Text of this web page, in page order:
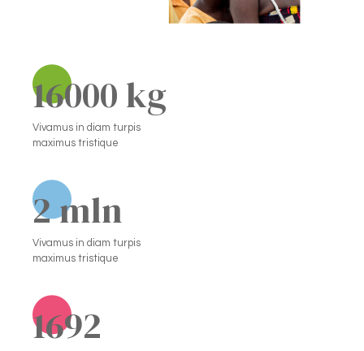
16000 kg
Vivamus in diam turpis
maximus tristique
2 mln
Vivamus in diam turpis
maximus tristique
1692